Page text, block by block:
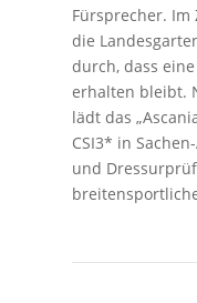
Fürsprecher.
die
durch, dass
erhalten bleibt.
lädt das
CSI3* in
und